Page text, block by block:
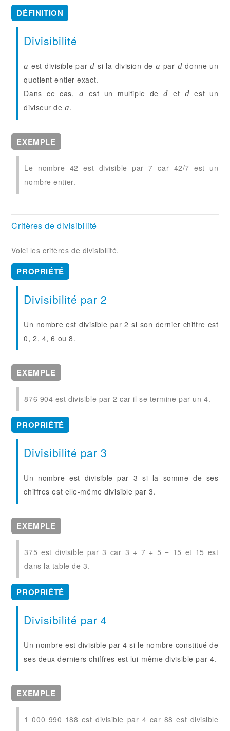
DÉFINITION
Divisibilité
a estdivisible pard si la division de a par d donne un
quotient entier exact.
Dans ce cas, a est un multiple ded et d est un
diviseur dea.
EXEMPLE
Le nombre 42 est divisible par 7 car 42/7 est un
nombre entier.
Critères de divisibilité
Voici les critères de divisibilité.
PROPRIÉTÉ
Divisibilité par 2
Un nombre est divisible par 2 si son dernier chiffre est
0, 2, 4, 6 ou 8.
EXEMPLE
876 904 est divisible par 2 car il se termine par un 4.
PROPRIÉTÉ
Divisibilité par 3
Un nombre est divisible par 3 si la somme de ses
chiffres est elle-même divisible par 3.
EXEMPLE
375 est divisible par 3 car 3 + 7 + 5 = 15 et 15 est
dans la table de 3.
PROPRIÉTÉ
Divisibilité par 4
Un nombre est divisible par 4 si le nombre constitué de
ses deux derniers chiffres est lui-même divisible par 4.
EXEMPLE
1 000 990 188 est divisible par 4 car 88 est divisible